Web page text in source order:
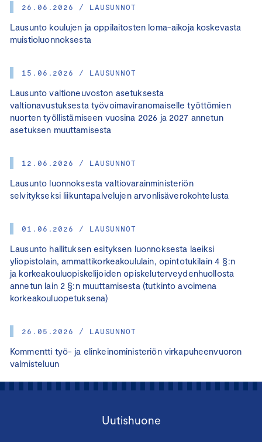
26.06.2026 / LAUSUNNOT
Lausunto koulujen ja oppilaitosten loma-aikoja koskevasta
muistioluonnoksesta
15.06.2026 / LAUSUNNOT
Lausunto valtioneuvoston asetuksesta
valtionavustuksesta työvoimaviranomaiselle työttömien
nuorten työllistämiseen vuosina 2026 ja 2027 annetun
asetuksen muuttamisesta
12.06.2026 / LAUSUNNOT
Lausunto luonnoksesta valtiovarainministeriön
selvitykseksi liikuntapalvelujen arvonlisäverokohtelusta
01.06.2026 / LAUSUNNOT
Lausunto hallituksen esityksen luonnoksesta laeiksi
yliopistolain, ammattikorkeakoululain, opintotukilain 4 §:n
ja korkeakouluopiskelijoiden opiskeluterveydenhuollosta
annetun lain 2 §:n muuttamisesta (tutkinto avoimena
korkeakouluopetuksena)
26.05.2026 / LAUSUNNOT
Kommentti työ- ja elinkeinoministeriön virkapuheenvuoron
valmisteluun
Uutishuone